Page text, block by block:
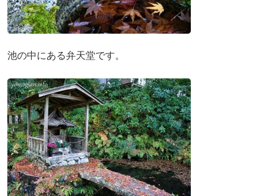
池の中にある弁天堂です。